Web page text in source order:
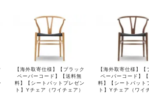
【海外取寄仕様】【ブラック
ペーパーコード】【送料無
料】【シートパットプレゼン
ト】Yチェア（ワイチェア）
【海外取寄仕様】【
ペーパーコード】
料】【シートパット
ト】Yチェア（ワイ